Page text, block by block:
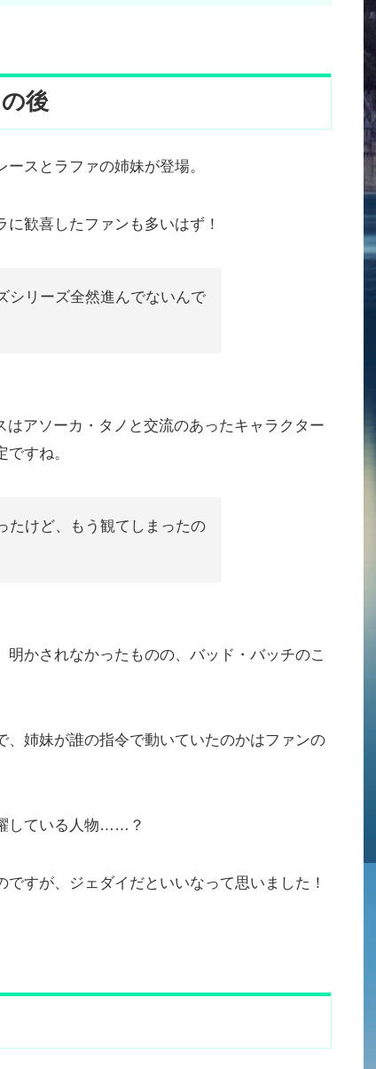
後
スとラファの姉妹が登場。
歓喜したファンも多いはず！
シリーズ全然進んでないんで
アソーカ・タノと交流のあったキャラクター
すね。
たけど、もう観てしまったの
かされなかったものの、バッド・バッチのこ
姉妹が誰の指令で動いていたのかはファンの
している人物……？
すが、ジェダイだといいなって思いました！